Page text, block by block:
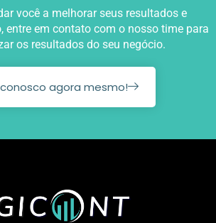
você a melhorar seus resultados e
entre em contato com o nosso time para
os resultados do seu negócio.
agora mesmo!